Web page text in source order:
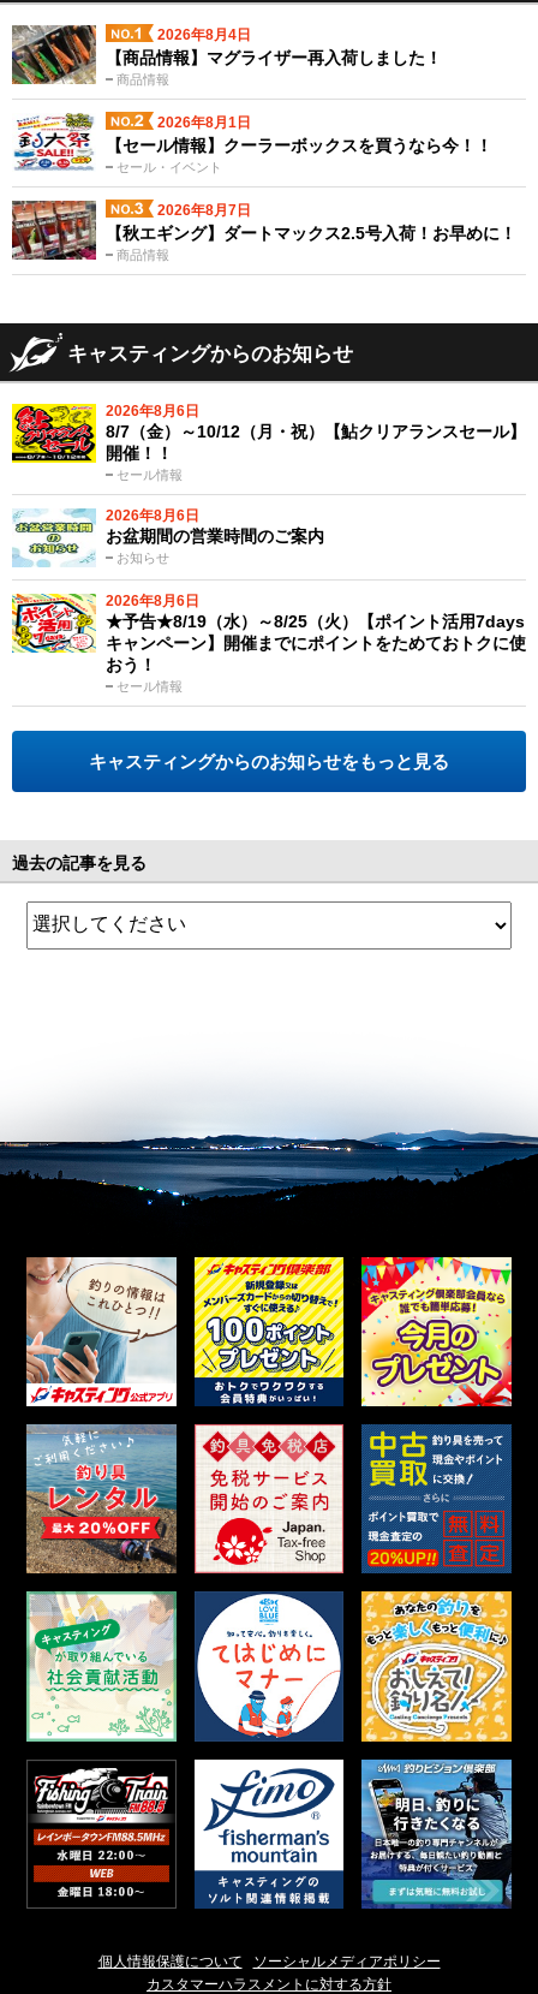
2026年8月4日
商品情報
【商品情報】マグライザー再入荷しました！
2026年8月1日
セール・イベント
【セール情報】クーラーボックスを買うなら今！！
2026年8月7日
商品情報
【秋エギング】ダートマックス2.5号入荷！お早めに！
キャスティングからのお知らせ
2026年8月6日
セール情報
8/7（金）～10/12（月・祝）【鮎クリアランスセール】
開催！！
2026年8月6日
お知らせ
お盆期間の営業時間のご案内
2026年8月6日
セール情報
★予告★8/19（水）～8/25（火）【ポイント活用7days
キャンペーン】開催までにポイントをためておトクに使
おう！
キャスティングからのお知らせをもっと見る
過去の記事を見る
個人情報保護について
ソーシャルメディアポリシー
カスタマーハラスメントに対する方針